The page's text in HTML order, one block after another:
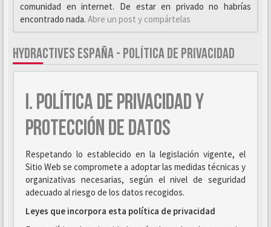
comunidad en internet. De estar en privado no habrías
encontrado nada. Abre un post y compártelas
HYDRACTIVES ESPAÑA - POLÍTICA DE PRIVACIDAD
I. POLÍTICA DE PRIVACIDAD Y
PROTECCIÓN DE DATOS
Respetando lo establecido en la legislación vigente, el
Sitio Web se compromete a adoptar las medidas técnicas y
organizativas necesarias, según el nivel de seguridad
adecuado al riesgo de los datos recogidos.
Leyes que incorpora esta política de privacidad